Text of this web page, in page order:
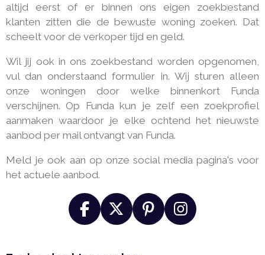
altijd eerst of er binnen ons eigen zoekbestand
klanten zitten die de bewuste woning zoeken. Dat
scheelt voor de verkoper tijd en geld.
Wil jij ook in ons zoekbestand worden opgenomen,
vul dan onderstaand formulier in. Wij sturen alleen
onze woningen door welke binnenkort Funda
verschijnen. Op Funda kun je zelf een zoekprofiel
aanmaken waardoor je elke ochtend het nieuwste
aanbod per mail ontvangt van Funda.
Meld je ook aan op onze social media pagina's voor
het actuele aanbod.
F
X
P
I